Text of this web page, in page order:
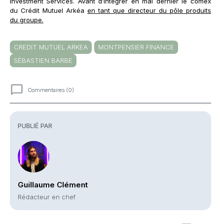
PUBLIÉ PAR
Guillaume Clément
Rédacteur en chef
du Crédit Mutuel Arkéa en tant que directeur du pôle produits
du groupe.
CREDIT MUTUEL ARKEA
MONTPENSIER FINANCE
SÉBASTIEN BARBE
Commentaires (0)